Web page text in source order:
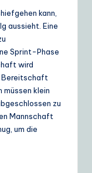
kann,
aussieht. Eine
Sprint-Phase
wird
Bereitschaft
müssen klein
zu
Mannschaft
um die